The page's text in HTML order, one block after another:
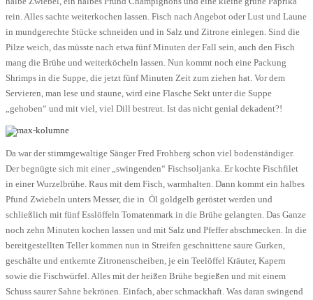
rein. Alles sachte weiterkochen lassen. Fisch nach Angebot oder Lust und Laune
in mundgerechte Stücke schneiden und in Salz und Zitrone einlegen. Sind die
Pilze weich, das müsste nach etwa fünf Minuten der Fall sein, auch den Fisch
mang die Brühe und weiterköcheln lassen. Nun kommt noch eine Packung
Shrimps in die Suppe, die jetzt fünf Minuten Zeit zum ziehen hat. Vor dem
Servieren, man lese und staune, wird eine Flasche Sekt unter die Suppe
„gehoben“ und mit viel, viel Dill bestreut. Ist das nicht genial dekadent?!
Da war der stimmgewaltige Sänger Fred Frohberg schon viel bodenständiger.
Der begnügte sich mit einer „swingenden“ Fischsoljanka. Er kochte Fischfilet
in einer Wurzelbrühe. Raus mit dem Fisch, warmhalten. Dann kommt ein halbes
Pfund Zwiebeln unters Messer, die in Öl goldgelb geröstet werden und
schließlich mit fünf Esslöffeln Tomatenmark in die Brühe gelangten. Das Ganze
noch zehn Minuten kochen lassen und mit Salz und Pfeffer abschmecken. In die
bereitgestellten Teller kommen nun in Streifen geschnittene saure Gurken,
geschälte und entkernte Zitronenscheiben, je ein Teelöffel Kräuter, Kapern
sowie die Fischwürfel. Alles mit der heißen Brühe begießen und mit einem
Schuss saurer Sahne bekrönen. Einfach, aber schmackhaft. Was daran swingend